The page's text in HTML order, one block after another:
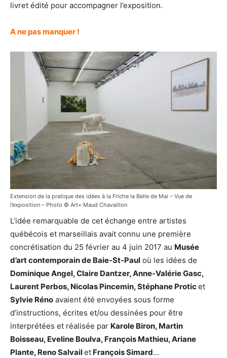
livret édité pour accompagner l’exposition.
A ne pas manquer !
Extension de la pratique des idées à la Friche la Belle de Mai – Vue de
l’exposition – Photo © Art+ Maud Chavaillon
L’idée remarquable de cet échange entre artistes
québécois et marseillais avait connu une première
concrétisation du 25 février au 4 juin 2017 au Musée
d’art contemporain de Baie-St-Paul où les idées de
Dominique Angel, Claire Dantzer, Anne-Valérie Gasc,
Laurent Perbos, Nicolas Pincemin, Stéphane Proticet
Sylvie Réno avaient été envoyées sous forme
d’instructions, écrites et/ou dessinées pour être
interprétées et réalisée par Karole Biron, Martin
Boisseau, Eveline Boulva, François Mathieu, Ariane
Plante, Reno Salvailet François Simard…